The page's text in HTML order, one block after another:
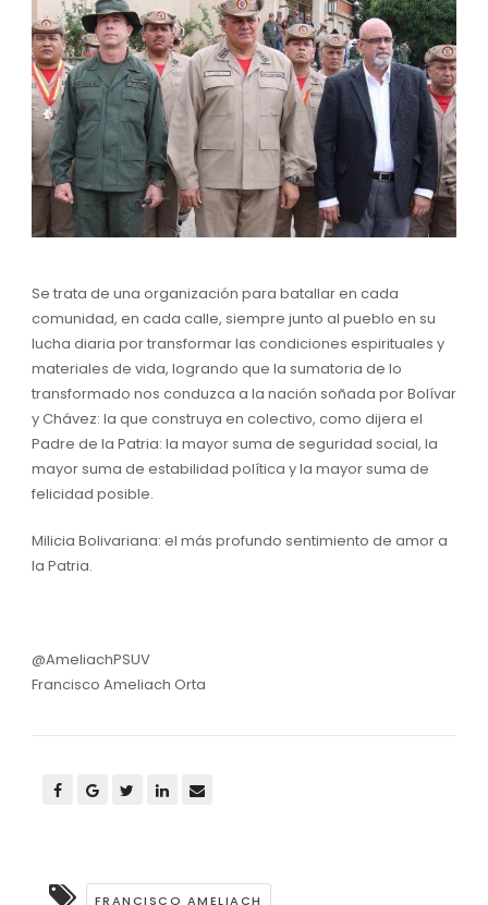
Se trata de una organización para batallar en cada
comunidad, en cada calle, siempre junto al pueblo en su
lucha diaria por transformar las condiciones espirituales y
materiales de vida, logrando que la sumatoria de lo
transformado nos conduzca a la nación soñada por Bolívar
y Chávez: la que construya en colectivo, como dijera el
Padre de la Patria: la mayor suma de seguridad social, la
mayor suma de estabilidad política y la mayor suma de
felicidad posible.
Milicia Bolivariana: el más profundo sentimiento de amor a
la Patria.
@AmeliachPSUV
Francisco Ameliach Orta
FRANCISCO AMELIACH